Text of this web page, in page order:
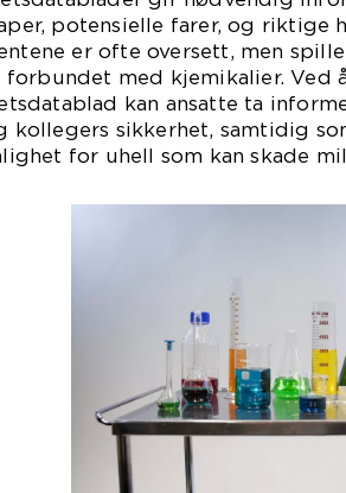
potensielle farer, og riktige
er ofte oversett, men
forbundet med kjemikalier. Ved
kan ansatte ta
kollegers sikkerhet, samtidig
for uhell som kan skade